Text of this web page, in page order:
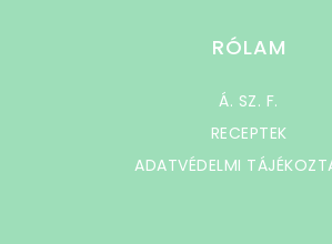
RÓLAM
Á. SZ. F.
RECEPTEK
ADATVÉDELMI